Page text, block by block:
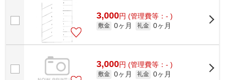
3,000円 (管理費等：- )
敷金 0ヶ月 礼金 0ヶ月
3,000円 (管理費等：- )
敷金 0ヶ月 礼金 0ヶ月